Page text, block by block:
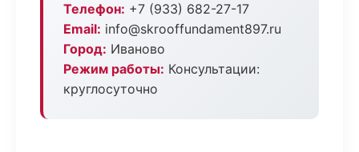
Телефон: +7 (933) 682-27-17
Email: info@skrooffundament897.ru
Город: Иваново
Режим работы: Консультации:
круглосуточно